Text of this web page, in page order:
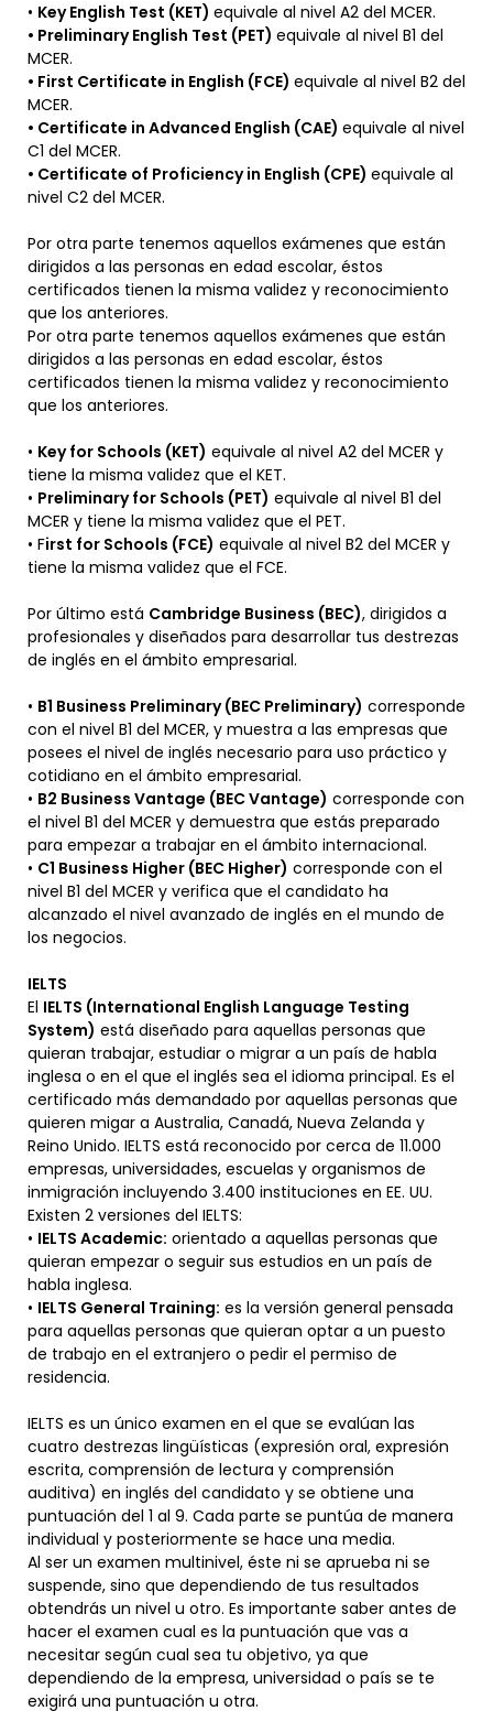
• Key English Test (KET) equivale al nivel A2 del MCER.
• Preliminary English Test (PET) equivale al nivel B1 del
MCER.
• First Certificate in English (FCE) equivale al nivel B2 del
MCER.
• Certificate in Advanced English (CAE) equivale al nivel
C1 del MCER.
• Certificate of Proficiency in English (CPE) equivale al
nivel C2 del MCER.
Por otra parte tenemos aquellos exámenes que están
dirigidos a las personas en edad escolar, éstos
certificados tienen la misma validez y reconocimiento
que los anteriores.
Por otra parte tenemos aquellos exámenes que están
dirigidos a las personas en edad escolar, éstos
certificados tienen la misma validez y reconocimiento
que los anteriores.
• Key for Schools (KET) equivale al nivel A2 del MCER y
tiene la misma validez que el KET.
• Preliminary for Schools (PET) equivale al nivel B1 del
MCER y tiene la misma validez que el PET.
• First for Schools (FCE) equivale al nivel B2 del MCER y
tiene la misma validez que el FCE.
Por último está Cambridge Business (BEC), dirigidos a
profesionales y diseñados para desarrollar tus destrezas
de inglés en el ámbito empresarial.
• B1 Business Preliminary (BEC Preliminary) corresponde
con el nivel B1 del MCER, y muestra a las empresas que
posees el nivel de inglés necesario para uso práctico y
cotidiano en el ámbito empresarial.
• B2 Business Vantage (BEC Vantage) corresponde con
el nivel B1 del MCER y demuestra que estás preparado
para empezar a trabajar en el ámbito internacional.
• C1 Business Higher (BEC Higher) corresponde con el
nivel B1 del MCER y verifica que el candidato ha
alcanzado el nivel avanzado de inglés en el mundo de
los negocios.
IELTS
El IELTS (International English Language Testing
System) está diseñado para aquellas personas que
quieran trabajar, estudiar o migrar a un país de habla
inglesa o en el que el inglés sea el idioma principal. Es el
certificado más demandado por aquellas personas que
quieren migar a Australia, Canadá, Nueva Zelanda y
Reino Unido. IELTS está reconocido por cerca de 11.000
empresas, universidades, escuelas y organismos de
inmigración incluyendo 3.400 instituciones en EE. UU.
Existen 2 versiones del IELTS:
• IELTS Academic: orientado a aquellas personas que
quieran empezar o seguir sus estudios en un país de
habla inglesa.
• IELTS General Training: es la versión general pensada
para aquellas personas que quieran optar a un puesto
de trabajo en el extranjero o pedir el permiso de
residencia.
IELTS es un único examen en el que se evalúan las
cuatro destrezas lingüísticas (expresión oral, expresión
escrita, comprensión de lectura y comprensión
auditiva) en inglés del candidato y se obtiene una
puntuación del 1 al 9. Cada parte se puntúa de manera
individual y posteriormente se hace una media.
Al ser un examen multinivel, éste ni se aprueba ni se
suspende, sino que dependiendo de tus resultados
obtendrás un nivel u otro. Es importante saber antes de
hacer el examen cual es la puntuación que vas a
necesitar según cual sea tu objetivo, ya que
dependiendo de la empresa, universidad o país se te
exigirá una puntuación u otra.